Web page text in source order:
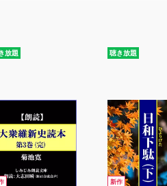
放題 聴き放題
新作